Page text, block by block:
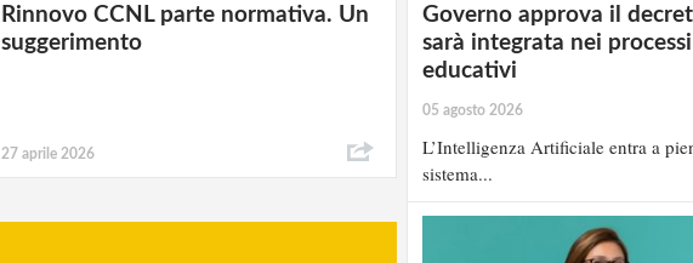
Rinnovo CCNL parte normativa. Un
suggerimento
27 aprile 2026
Governo approva il
sarà integrata nei processi
educativi
05 agosto 2026
L’Intelligenza Artificiale entra a
sistema...